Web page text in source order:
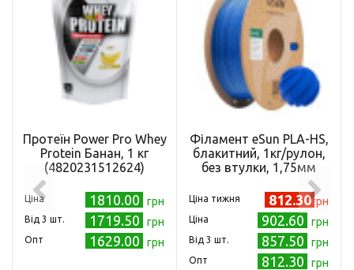
Протеїн Power Pro Whey
Protein Банан, 1 кг
(4820231512624)
Ціна 1810.00 грн
Від 3 шт. 1719.50 грн
Опт 1629.00 грн
Філамент eSun PLA-HS,
блакитний, 1кг/рулон,
без втулки, 1,75мм
Ціна тижня 812.30грн
Ціна 902.60 грн
Від 3 шт. 857.50 грн
Опт 812.30 грн